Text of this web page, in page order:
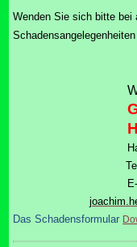
Wenden Sie sich bitte bei
Tel.: 04393
Das Schadensformular